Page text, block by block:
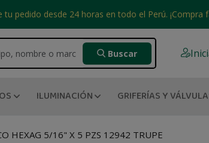
tu pedido desde 24 horas en todo el Perú. ¡Compra
Buscar
ILUMINACIÓN GRIFERÍAS Y
HEXAG 5/16" X 5 PZS 12942 TRUPE